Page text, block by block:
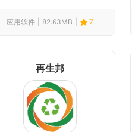
应用软件 82.63MB 7
再生邦